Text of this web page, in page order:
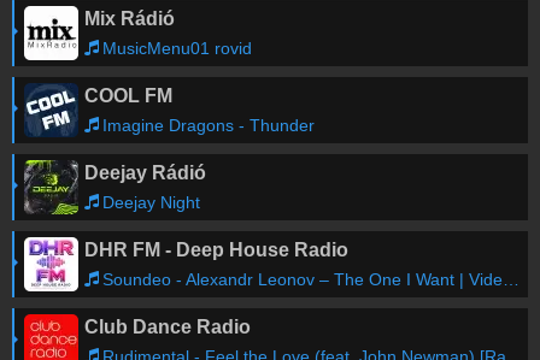
Mix Rádió
MusicMenu01 rovid
COOL FM
Imagine Dragons - Thunder
Deejay Rádió
Deejay Night
DHR FM - Deep House Radio
Soundeo - Alexandr Leonov – The One I Want | Video Edit
Club Dance Radio